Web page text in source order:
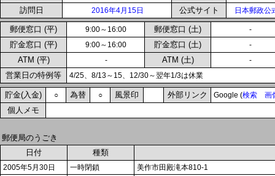
訪問日 2016年4月15日 公式サイト 日本郵政公
郵便窓口 (平) 9:00～16:00 郵便窓口 (土) -
貯金窓口 (平) 9:00～16:00 貯金窓口 (土) -
ATM (平) - ATM (土) -
営業日の特例等 4/25、8/13～15、12/30～翌年1/3は休業
貯金(入金) ○ 為替 ○ 風景印 外部リンク Google (検索 画
個人メモ
郵便局のうごき
日付
種類
2005年5月30日 一時閉鎖 美作市田殿滝本810-1